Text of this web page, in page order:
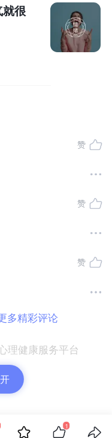
也不是去改变我们的
我们觉得我们的家庭
和难受，同时会没有
脚，生怕得罪别人，
和朋友，和恋人都是
模板，我们也不太容
心理学，去找一个安
己变成安全型的人，
父母多进行沟通，把
们这么多年的抱怨和
知道怎么改善，我们
好的理解彼此，家庭
引导父母进入学习阶
就很
赞
赞
赞
多精彩评论
理健康服务平台
1